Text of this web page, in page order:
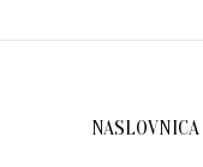
NASLOVNICA